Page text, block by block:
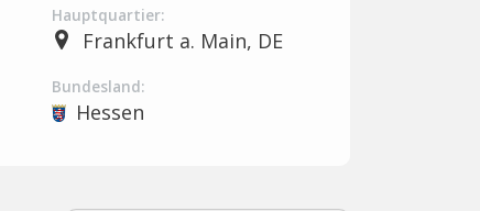
Hauptquartier:
Frankfurt a. Main, DE
Bundesland:
Hessen